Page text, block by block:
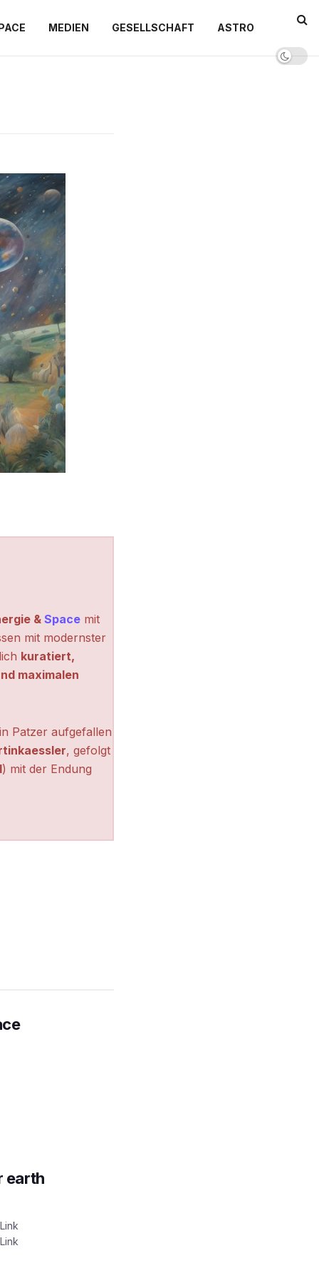
MEDIEN GESELLSCHAFT ASTRO
&Space mit
mit modernster
kuratiert,
maximalen
Patzer aufgefallen
, gefolgt
) mit der Endung
earth